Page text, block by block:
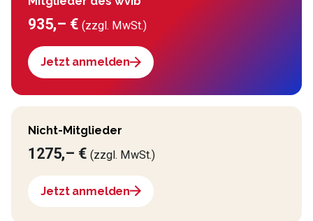
935,– €(zzgl. MwSt.)
Jetzt anmelden
Nicht-Mitglieder
1275,– €(zzgl. MwSt.)
Jetzt anmelden